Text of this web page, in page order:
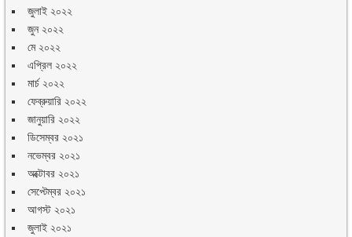
জুলাই ২০২২
জুন ২০২২
মে ২০২২
এপ্রিল ২০২২
মার্চ ২০২২
ফেব্রুয়ারি ২০২২
জানুয়ারি ২০২২
ডিসেম্বর ২০২১
নভেম্বর ২০২১
অক্টোবর ২০২১
সেপ্টেম্বর ২০২১
আগস্ট ২০২১
জুলাই ২০২১